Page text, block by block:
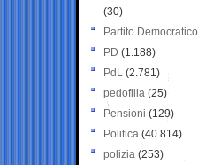
(30)
Partito Democratico
PD (1.188)
PdL (2.781)
pedofilia (25)
Pensioni (129)
Politica (40.814)
polizia (253)